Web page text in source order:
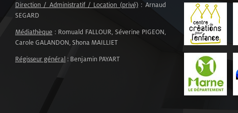
Direction / Administratif / Location (privé): Arnaud
SEGARD
Médiathèque : Romuald FALLOUR, Séverine PIGEON,
Carole GALANDON, Shona MAILLIET
Régisseur général : Benjamin PAYART